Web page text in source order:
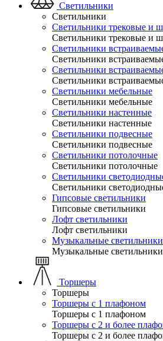
Светильники
Светильники
Светильники трековые и
Светильники трековые и
Светильники
Светильники
Светильники
Светильники
Светильники мебельные
Светильники мебельные
Светильники настенные
Светильники настенные
Светильники подвесные
Светильники подвесные
Светильники потолочные
Светильники потолочные
Светильники
Светильники
Гипсовые светильники
Гипсовые светильники
Лофт светильники
Лофт светильники
Музыкальные светильники
Музыкальные светильники
Торшеры
Торшеры
Торшеры с 1 плафоном
Торшеры с 1 плафоном
Торшеры с 2 и более
Торшеры с 2 и более